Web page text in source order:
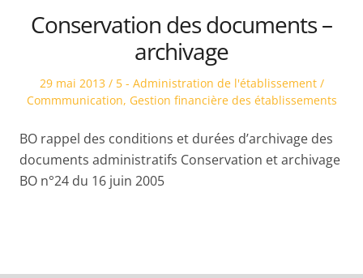
Conservation des documents –
archivage
Posted
on
29 mai 2013
Posted
in
5 - Administration de l'établissement /
Commmunication, Gestion financière des établissements
BO rappel des conditions et durées d’archivage des
documents administratifs Conservation et archivage
BO n°24 du 16 juin 2005